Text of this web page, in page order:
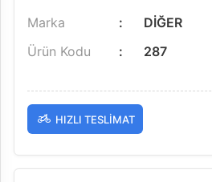
Marka
DİĞER
Ürün Kodu
287
HIZLI TESLIMAT